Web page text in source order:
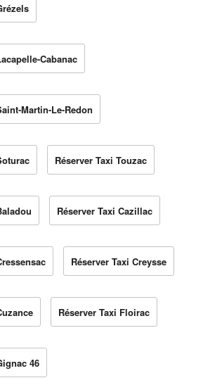
Cabanac
Martin-Le-Redon
Réserver Taxi Touzac
Réserver Taxi Cazillac
Réserver Taxi Creysse
Réserver Taxi Floirac
46